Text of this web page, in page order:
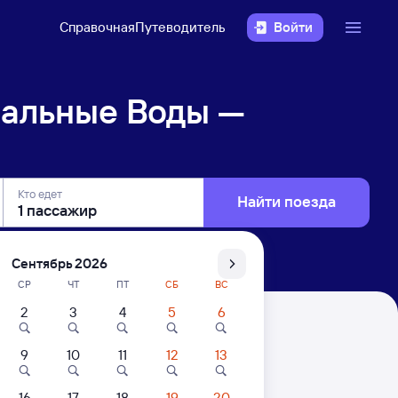
СправочнаяПутеводитель Войти
Воды —
Кто едет Найти поезда
Цены за 1 пассажира
Сентябрь 2026
СР ЧТ ПТ СБ ВС
2 3 4 5 6
9 10 11 12 13